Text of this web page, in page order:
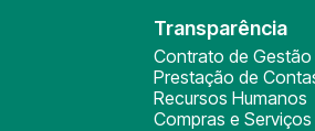
Transparência
Contrato de Gestão
Prestação de
Recursos Humanos
Compras e Serviços